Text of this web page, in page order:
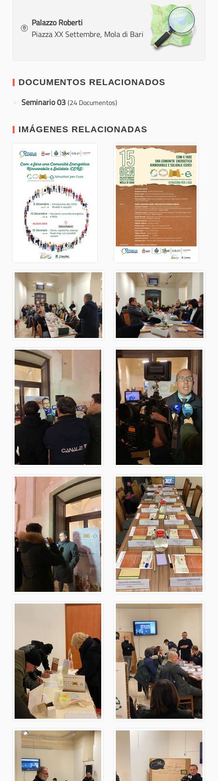
Palazzo Roberti
Piazza XX Settembre, Mola di Bari
DOCUMENTOS RELACIONADOS
Seminario 03(24 Documentos)
IMÁGENES RELACIONADAS